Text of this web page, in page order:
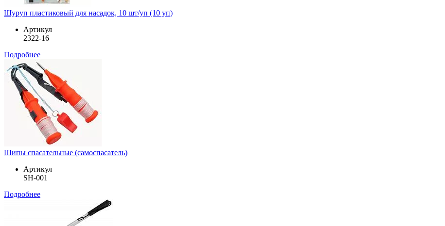
Шуруп пластиковый для насадок, 10 шт/уп (10 уп)
Артикул
2322-16
Подробнее
Шипы спасательные (самоспасатель)
Артикул
SH-001
Подробнее